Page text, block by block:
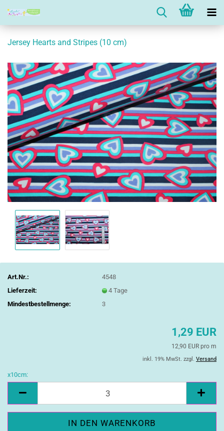
Jersey Hearts and Stripes (10 cm)
Art.Nr.:
4548
Lieferzeit:
4 Tage
Mindestbestellmenge:
3
1,29 EUR
12,90 EUR pro m
inkl. 19% MwSt. zzgl. Versand
x10cm: